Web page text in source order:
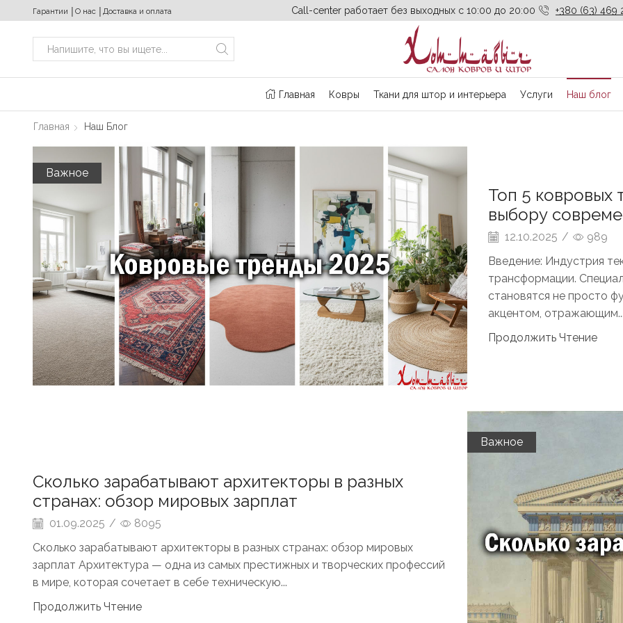
Гарантии О нас Доставка и оплата
с 10:00 до 20:00 +380 (63) 469 22 17 Call-center работает без выходных с 10:00 до 20:00 +380 (63) 469
Search
Главная Ковры Ткани для штор и интерьера Услуги Наш блог
Главная Наш Блог
Важное
Топ 5 ковровых
выбору
12.10.2025 /
989
Введение: Индустрия
трансформации.
становятся не просто
акцентом,
Продолжить Чтение
Важное
Сколько зарабатывают архитекторы в разных
странах: обзор мировых зарплат
01.09.2025 /
8095
Сколько зарабатывают архитекторы в разных странах: обзор мировых
зарплат Архитектура — одна из самых престижных и творческих профессий
в мире, которая сочетает в себе техническую...
Продолжить Чтение